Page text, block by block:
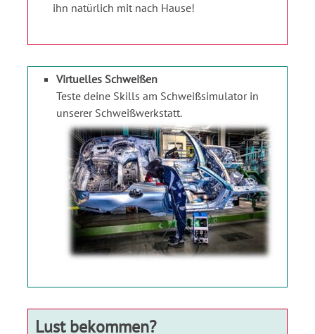
ihn natürlich mit nach Hause!
Virtuelles Schweißen
Teste deine Skills am Schweißsimulator in
unserer Schweißwerkstatt.
Lust bekommen?